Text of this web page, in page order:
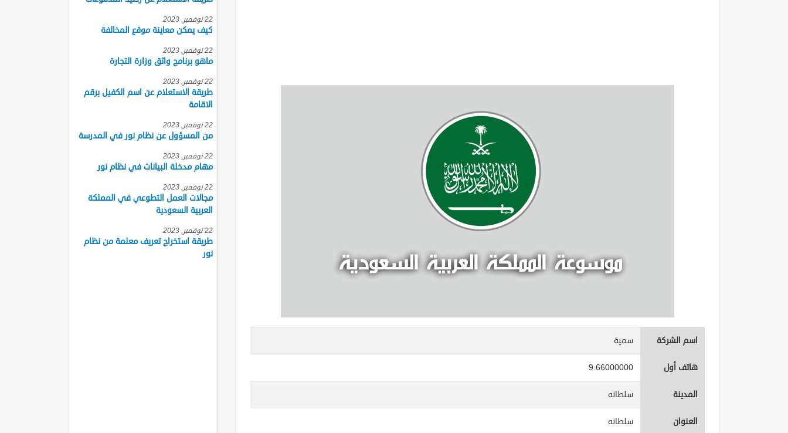
اسم الشركة سمية
هاتف أول 9.66000000
المدينة سلطانه
العنوان سلطانه
22 نوفمبر, 2023
كيف يمكن معاينة موقع المخالفة
22 نوفمبر, 2023
ماهو برنامج واثق وزارة التجارة
22 نوفمبر, 2023
طريقة الاستعلام عن اسم الكفيل برقم
الاقامة
22 نوفمبر, 2023
من المسؤول عن نظام نور في المدرسة
22 نوفمبر, 2023
مهام مدخلة البيانات في نظام نور
22 نوفمبر, 2023
مجالات العمل التطوعي في المملكة
العربية السعودية
22 نوفمبر, 2023
طريقة استخراج تعريف معلمة من نظام
نور